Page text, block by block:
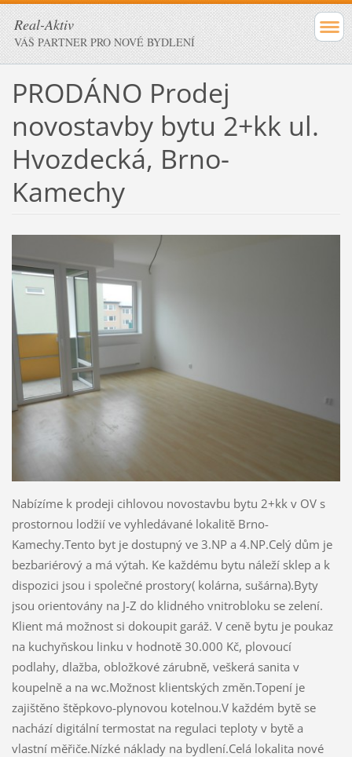
Real-Aktiv
VÁŠ PARTNER PRO NOVÉ BYDLENÍ
PRODÁNO Prodej
novostavby bytu 2+kk ul.
Hvozdecká, Brno-
Kamechy
Nabízíme k prodeji cihlovou novostavbu bytu 2+kk v OV s
prostornou lodžií ve vyhledávané lokalitě Brno-
Kamechy.Tento byt je dostupný ve 3.NP a 4.NP.Celý dům je
bezbariérový a má výtah. Ke každému bytu náleží sklep a k
dispozici jsou i společné prostory( kolárna, sušárna).Byty
jsou orientovány na J-Z do klidného vnitrobloku se zelení.
Klient má možnost si dokoupit garáž. V ceně bytu je poukaz
na kuchyňskou linku v hodnotě 30.000 Kč, plovoucí
podlahy, dlažba, obložkové zárubně, veškerá sanita v
koupelně a na wc.Možnost klientských změn.Topení je
zajištěno štěpkovo-plynovou kotelnou.V každém bytě se
nachází digitální termostat na regulaci teploty v bytě a
vlastní měřiče.Nízké náklady na bydlení.Celá lokalita nové